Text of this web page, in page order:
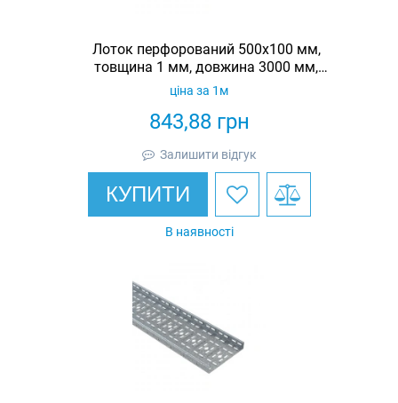
Лоток перфорований 500х100 мм,
товщина 1 мм, довжина 3000 мм,
гарячеоцинкований, Eurotray
843,88грн
ціна за 1м
Залишити відгук
КУПИТИ
В наявності